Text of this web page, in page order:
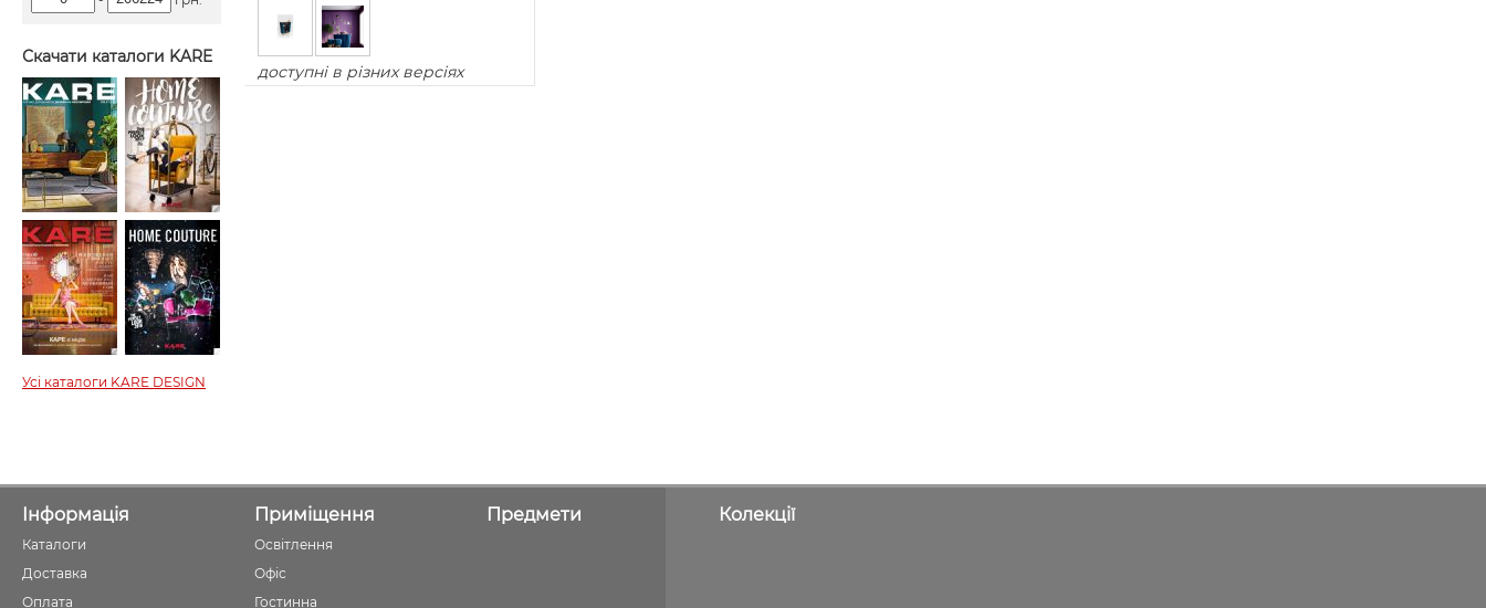
Скачати каталоги KARE
Усі каталоги KARE DESIGN
доступні в різних версіях
Інформація
Каталоги
Доставка
Оплата
Приміщення
Освітлення
Офіс
Гостинна
Предмети Колекції